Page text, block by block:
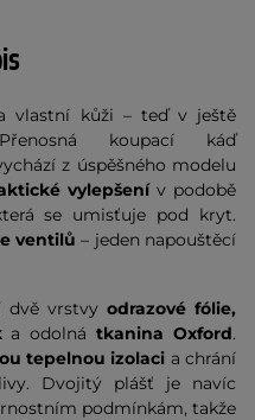
vlastní kůži – teď v ještě
koupací káď
z úspěšného modelu
vylepšenív podobě
se umisťuje pod kryt.
ventilů – jeden napouštěcí
dvě vrstvy odrazové fólie,
a odolnátkanina Oxford.
tepelnou izolaci a chrání
Dvojitý plášť je navíc
podmínkám, takže